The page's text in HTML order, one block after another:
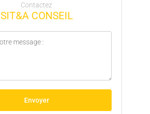
Contactez
SIT&A CONSEIL
Envoyer